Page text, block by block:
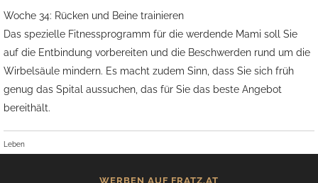
Woche 34: Rücken und Beine trainieren
Das spezielle Fitnessprogramm für die werdende Mami soll Sie
auf die Entbindung vorbereiten und die Beschwerden rund um die
Wirbelsäule mindern. Es macht zudem Sinn, dass Sie sich früh
genug das Spital aussuchen, das für Sie das beste Angebot
bereithält.
Leben
WERBEN AUF FRATZ.AT